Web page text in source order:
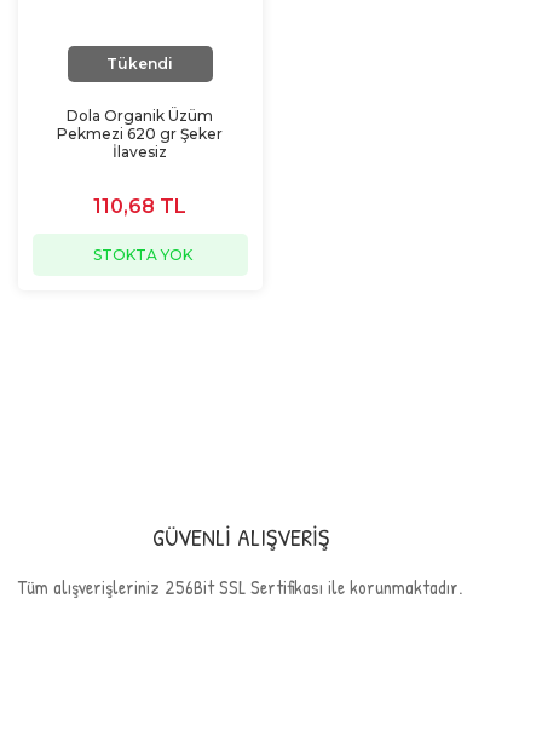
Tükendi
Dola Organik Üzüm
Pekmezi 620 gr Şeker
İlavesiz
110,68 TL
STOKTA YOK
GÜVENLİ ALIŞVERİŞ
Tüm alışverişleriniz 256Bit SSL Sertifikası ile korunmaktadır.